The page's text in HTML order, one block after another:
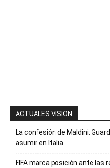
ACTUALES VISION
La confesión de Maldini:
asumir en Italia
FIFA marca posición ante las